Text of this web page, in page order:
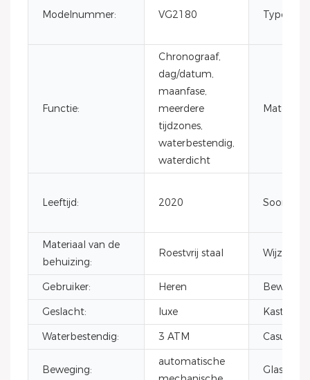
Modelnummer: VG2180 Type:
Functie:
Chronograaf,
dag/datum,
maanfase,
meerdere
tijdzones,
waterbestendig,
waterdicht
Materiaal:
Leeftijd: 2020 Soort
Materiaal van de
behuizing:
Roestvrij staal
Gebruiker: Heren
Geslacht:
luxe
Waterbestendig:
3 ATM
Beweging:
automatische
Glas: